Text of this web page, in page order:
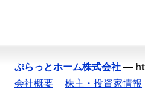
ぷらっとホーム株式会社 —
会社概要
株主・投資家情報